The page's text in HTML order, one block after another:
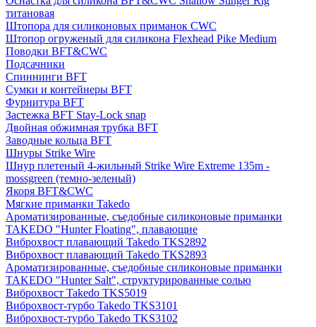
титановая
Штопора для силиконовых приманок CWC
Штопор огруженый для силикона Flexhead Pike Medium
Поводки BFT&CWC
Подсачники
Спиннинги BFT
Сумки и контейнеры BFT
Фурнитура BFT
Застежка BFT Stay-Lock snap
Двойная обжимная трубка BFT
Заводные кольца BFT
Шнуры Strike Wire
Шнур плетеный 4-жильный Strike Wire Extreme 135m -
mossgreen (темно-зеленый)
Якоря BFT&CWC
Мягкие приманки Takedo
Ароматизированные, съедобные силиконовые приманки
TAKEDO "Hunter Floating", плавающие
Виброхвост плавающий Takedo TKS2892
Виброхвост плавающий Takedo TKS2893
Ароматизированные, съедобные силиконовые приманки
TAKEDO "Hunter Salt", структурированные солью
Виброхвост Takedo TKS5019
Виброхвост-турбо Takedo TKS3101
Виброхвост-турбо Takedo TKS3102